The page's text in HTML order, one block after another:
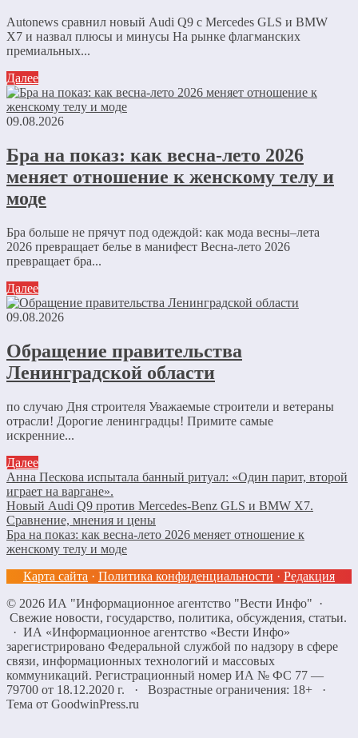
Autonews сравнил новый Audi Q9 с Mercedes GLS и BMW
X7 и назвал плюсы и минусы На рынке флагманских
премиальных...
Далее
09.08.2026
Бра на показ: как весна-лето 2026
меняет отношение к женскому телу и
моде
Бра больше не прячут под одеждой: как мода весны–лета
2026 превращает белье в манифест Весна-лето 2026
превращает бра...
Далее
09.08.2026
Обращение правительства
Ленинградской области
по случаю Дня строителя Уважаемые строители и ветераны
отрасли! Дорогие ленинградцы! Примите самые
искренние...
Далее
Анна Пескова испытала банный ритуал: «Один парит, второй
играет на варгане».
Новый Audi Q9 против Mercedes-Benz GLS и BMW X7.
Сравнение, мнения и цены
Бра на показ: как весна-лето 2026 меняет отношение к
женскому телу и моде
Карта сайта · Политика конфиденциальности · Редакция
© 2026 ИА "Информационное агентство "Вести Инфо" ·
Свежие новости, государство, политика, обсуждения, статьи.
· ИА «Информационное агентство «Вести Инфо»
зарегистрировано Федеральной службой по надзору в сфере
связи, информационных технологий и массовых
коммуникаций. Регистрационный номер ИА № ФС 77 —
79700 от 18.12.2020 г. · Возрастные ограничения: 18+
·
Тема от GoodwinPress.ru